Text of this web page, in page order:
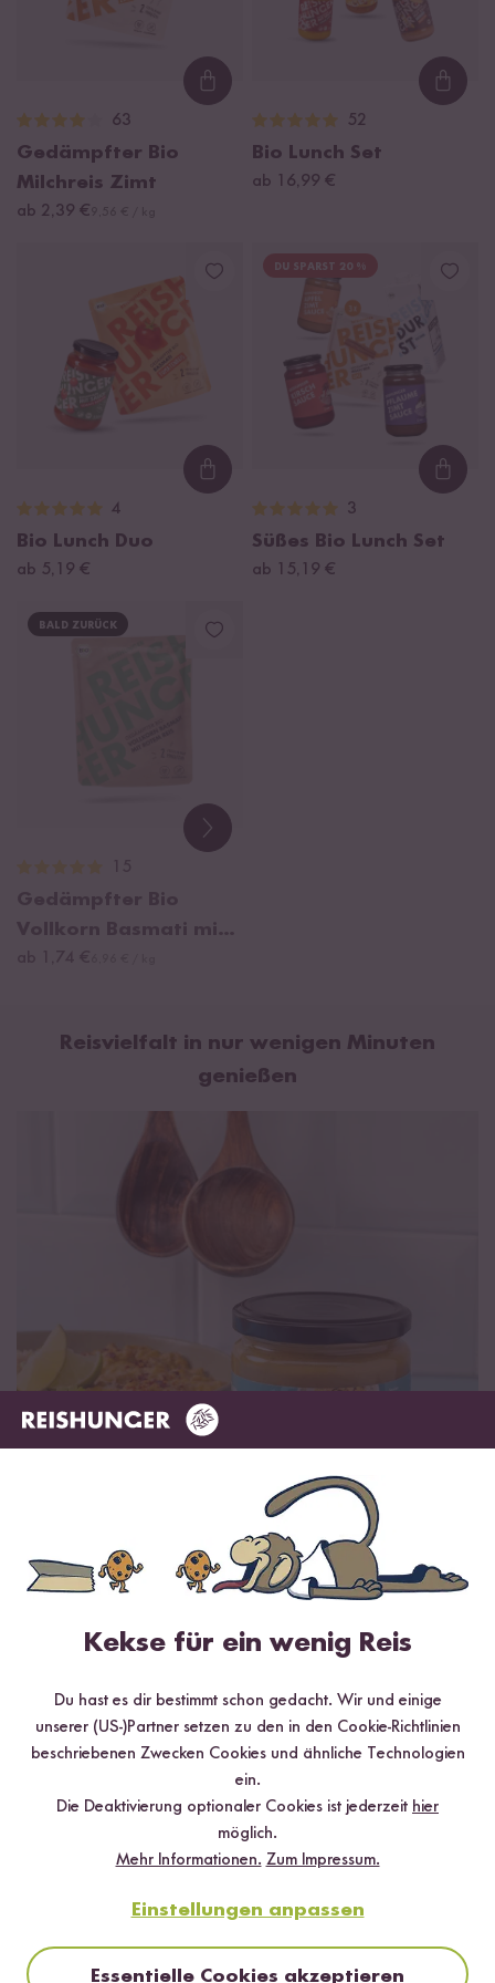
Loading...
63
Gedämpfter Bio
Milchreis Zimt
ab 2,39 €
52
Bio Lunch Set
ab 16,99 €
Loading...
4
Bio Lunch Duo
ab 5,19 €
DU SPARST 20 %
3
Süßes Bio Lunch Set
ab 15,19 €
BALD ZURÜCK
Reisvielfalt in nur wenigen Minuten
genießen
Schluss mit Quatsch mit Sauce. Jetzt gibt es schnellen Reis mit
Reissorten in der besten Qualität bereits für dichschonend
gedämpft, sodass du ihnnur noch aufwärmenmusst.
Neben Klassikern wie Basmati ReisundVollkorn Basmati
vom Himalaya kannst du auch Besonderheiten wie
mit fein-erdigem Aroma oder einen abwechslungsreichen
Basmati Reis, roten Linsen und schwarzer
probieren. Für die Naschkatzen haben wir außerdem
Mikrowellen Milchreiskannst du dir im Handumdrehen
cremig-zimtigen Milchreis zubereiten, ganz ohne ständiges
Rühren. Das Beste: Du kannst dir die kulinarische Abwechslung in
Kekse für ein wenig Reis
Du hast es dir bestimmt schon gedacht. Wir und einige
unserer (US-)Partner setzen zu den in den Cookie-Richtlinien
beschriebenen Zwecken Cookies und ähnliche Technologien
ein.
Die Deaktivierung optionaler Cookies ist jederzeit hier
möglich.
Mehr Informationen. Zum Impressum.
Einstellungen anpassen
Essentielle Cookies akzeptieren